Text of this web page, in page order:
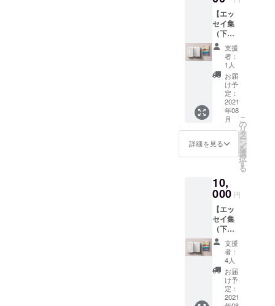
合 その
旨備考
欄にご
入力く
ださ
い。
い。 記
載され
た表記
の通り
に、巻
末の
「ご支
援者一
覧」に
掲載し
ます。
■エッセ
イ集巻
名前の
掲載を
合 その
旨備考
欄にご
入力く
ださ
い。
セッ
ト」を
お送り
しま
す。
（内容
は写真
をご参
照くだ
さい）
■エッセ
イ集巻
末にお
名前の
掲載を
にお名
前をご
入力く
ださ
い。 記
載され
た表記
の通り
に、巻
末の
「ご支
援者一
覧」に
お届け
しま
す。 巻
末に掲
載する
「ご支
援者一
覧」に
あなた
のお名
前を掲
載しま
す。 岡
崎デザ
イン様
セッ
ト」を
お送り
しま
す。
（内容
は写真
をご参
照くだ
さい）
■エッセ
イ集巻
末にお
【エッ
セイ集
（下
巻）2冊
＋エッ
セイ集
巻末に
お名前
掲載
（希望
者の
み）＋
ライ
ティン
グ相談
会（上
間）】
エッセ
イ集下
巻を2冊
お届け
しま
す。 巻
末に掲
載する
「ご支
援者一
覧」に
あなた
支援
者：
1人
お届
け予
定：
2021
年08
月
詳細を見る
こ
の
リ
タ
ー
ン
を
選
択
す
る
10,
000 円
【エッ
セイ集
（下
巻）2冊
＋エッ
セイ集
巻末に
お名前
掲載
（希望
支援
者：
4人
お届
け予
定：
2021